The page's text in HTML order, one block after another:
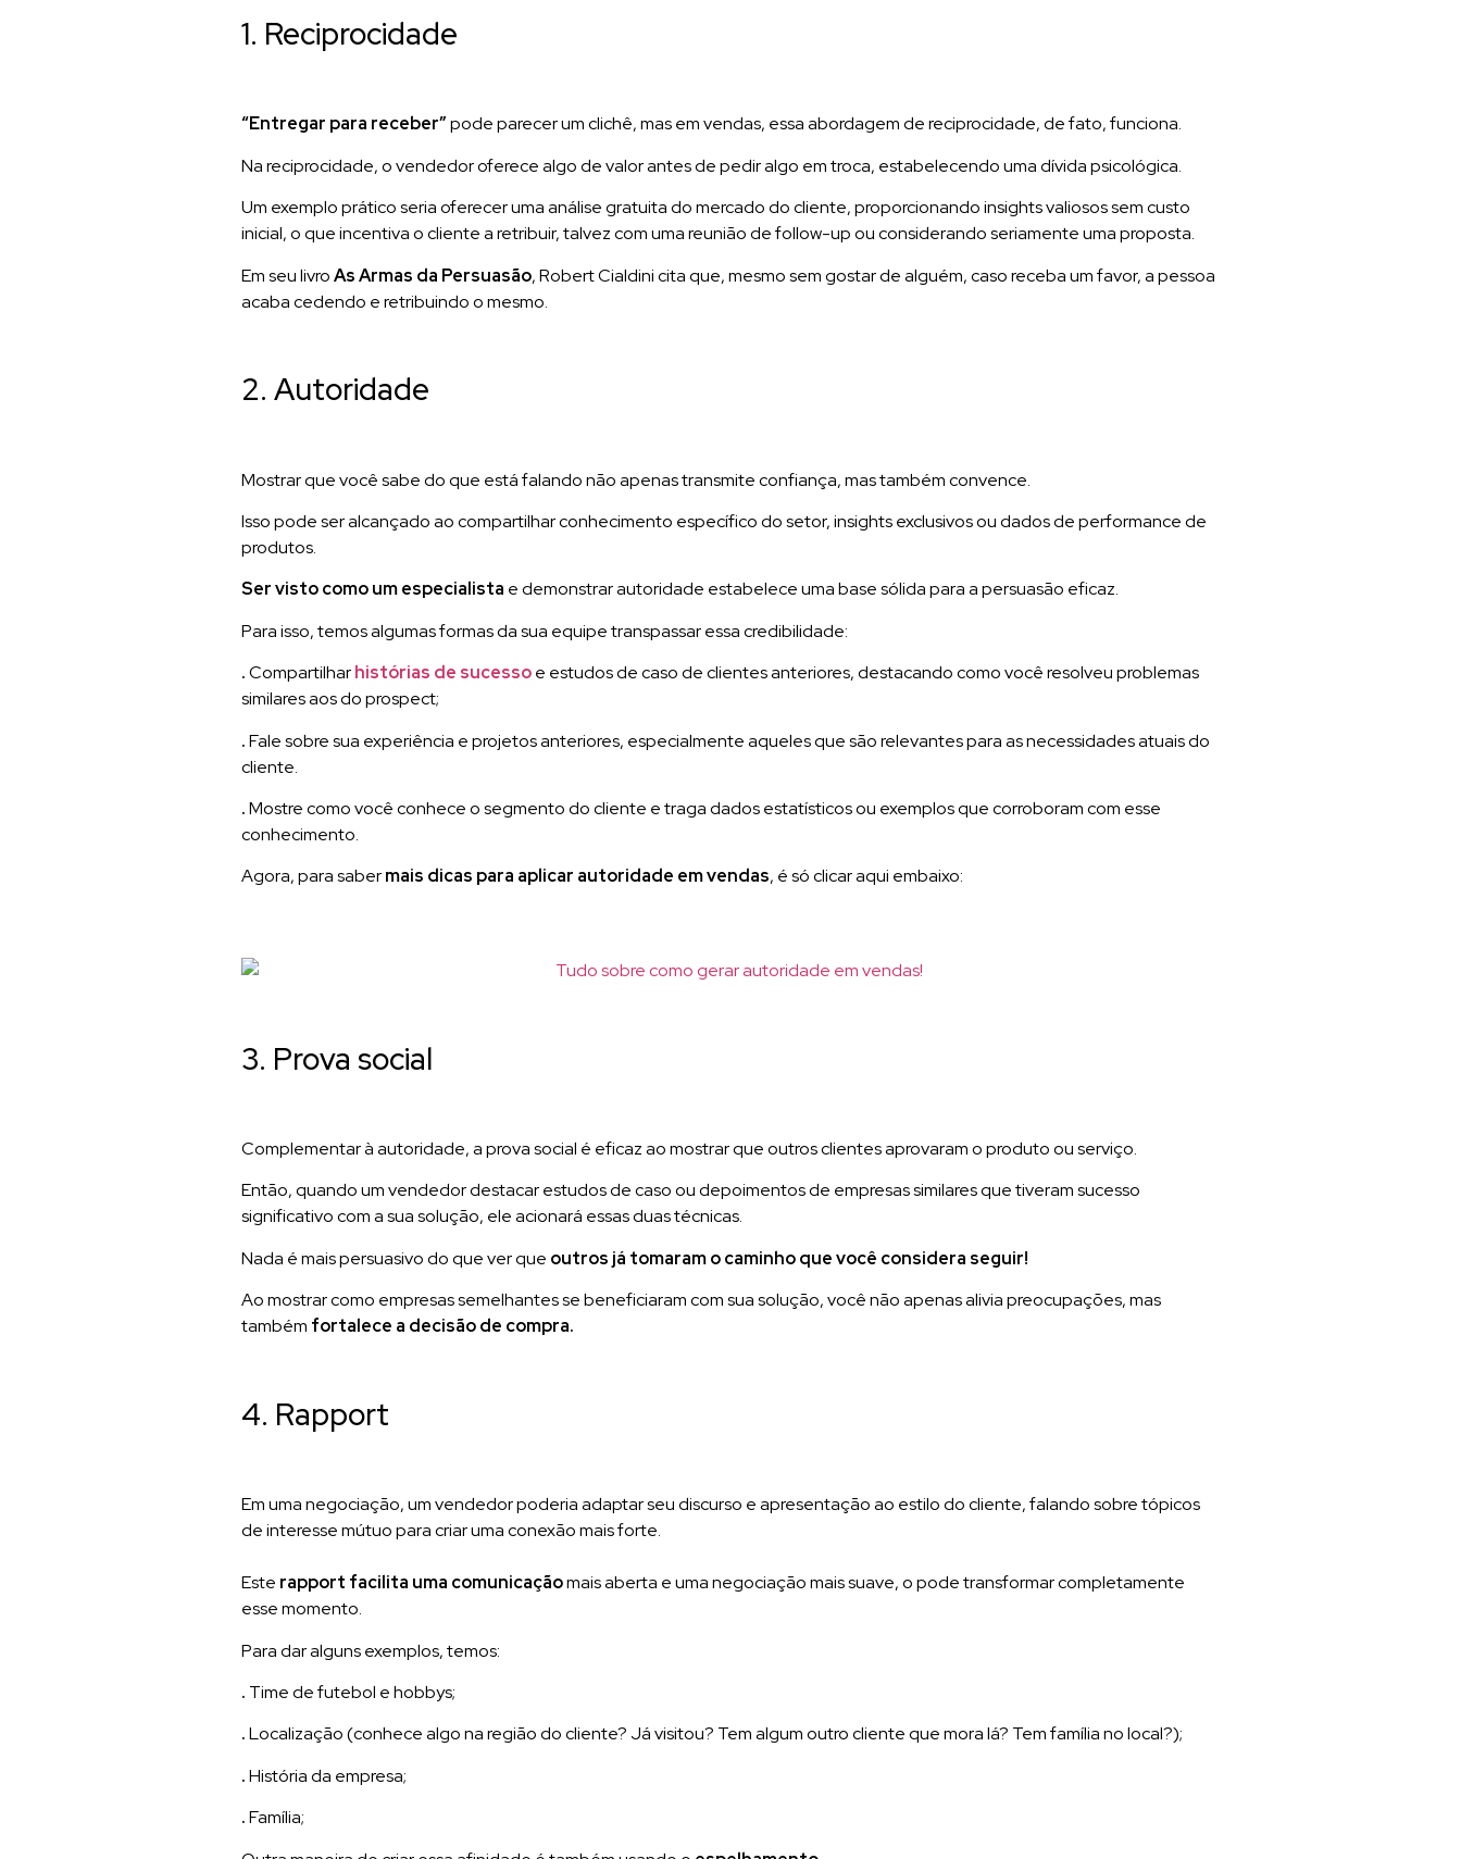
1. Reciprocidade
“Entregar para receber”pode parecer um clichê, mas em vendas, essa abordagem de reciprocidade, de fato, funciona.
Na reciprocidade, o vendedor oferece algo de valor antes de pedir algo em troca, estabelecendo uma dívida psicológica.
Um exemplo prático seria oferecer uma análise gratuita do mercado do cliente, proporcionando insights valiosos sem custo
inicial, o que incentiva o cliente a retribuir, talvez com uma reunião de follow-up ou considerando seriamente uma proposta.
Em seu livroAs Armas da Persuasão, Robert Cialdini cita que, mesmo sem gostar de alguém, caso receba um favor, a pessoa
acaba cedendo e retribuindo o mesmo.
2. Autoridade
Mostrar que você sabe do que está falando não apenas transmite confiança, mas também convence.
Isso pode ser alcançado ao compartilhar conhecimento específico do setor, insights exclusivos ou dados de performance de
produtos.
Ser visto como um especialista e demonstrar autoridade estabelece uma base sólida para a persuasão eficaz.
Para isso, temos algumas formas da sua equipe transpassar essa credibilidade:
.Compartilharhistórias de sucessoe estudos de caso de clientes anteriores, destacando como você resolveu problemas
similares aos do prospect;
.Fale sobre sua experiência e projetos anteriores, especialmente aqueles que são relevantes para as necessidades atuais do
cliente.
.Mostre como você conhece o segmento do cliente e traga dados estatísticos ou exemplos que corroboram com esse
conhecimento.
Agora, para sabermais dicas para aplicar autoridade em vendas, é só clicar aqui embaixo:
3. Prova social
Complementar à autoridade, a prova social é eficaz ao mostrar que outros clientes aprovaram o produto ou serviço.
Então, quando um vendedor destacar estudos de caso ou depoimentos de empresas similares que tiveram sucesso
significativo com a sua solução, ele acionará essas duas técnicas.
Nada é mais persuasivo do que ver que outros já tomaram o caminho que você considera seguir!
Ao mostrar como empresas semelhantes se beneficiaram com sua solução, você não apenas alivia preocupações, mas
também fortalece a decisão de compra.
4. Rapport
Em uma negociação, um vendedor poderia adaptar seu discurso e apresentação ao estilo do cliente, falando sobre tópicos
de interesse mútuo para criar uma conexão mais forte.
Este rapport facilita uma comunicaçãomais aberta e uma negociação mais suave, o pode transformar completamente
esse momento.
Para dar alguns exemplos, temos:
. Time de futebol e hobbys;
.Localização (conhece algo na região do cliente? Já visitou? Tem algum outro cliente que mora lá? Tem família no local?);
.História da empresa;
.Família;